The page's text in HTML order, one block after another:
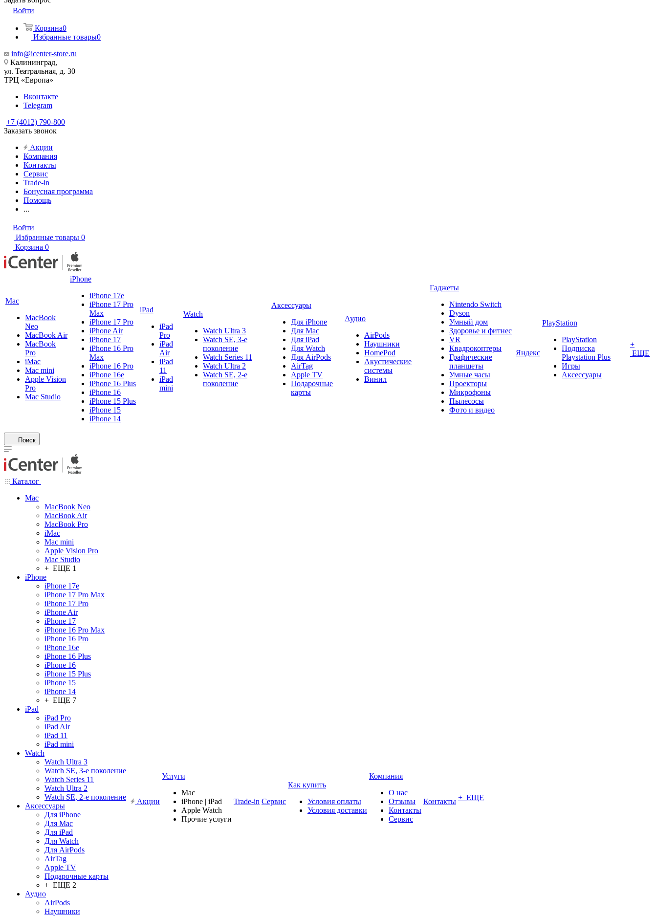
Войти
Корзина0
Избранные товары0
info@icenter-store.ru
Калининград,
ул. Театральная, д. 30
ТРЦ «Европа»
Вконтакте
Telegram
+7 (4012) 790-800
Заказать звонок
Акции
Компания
Контакты
Сервис
Trade-in
Бонусная программа
Помощь
...
Войти
Избранные товары 0
Корзина 0
Mac
MacBook
Neo
MacBook Air
MacBook
Pro
iMac
Mac mini
Apple Vision
Pro
Mac Studio
iPhone
iPhone 17e
iPhone 17 Pro
Max
iPhone 17 Pro
iPhone Air
iPhone 17
iPhone 16 Pro
Max
iPhone 16 Pro
iPhone 16e
iPhone 16 Plus
iPhone 16
iPhone 15 Plus
iPhone 15
iPhone 14
iPad
iPad
Pro
iPad
Air
iPad
11
iPad
mini
Watch
Watch Ultra 3
Watch SE, 3-е
поколение
Watch Series 11
Watch Ultra 2
Watch SE, 2-е
поколение
Аксессуары
Для iPhone
Для Mac
Для iPad
Для Watch
Для AirPods
AirTag
Apple TV
Подарочные
карты
Аудио
AirPods
Наушники
HomePod
Акустические
системы
Винил
Гаджеты
Nintendo Switch
Dyson
Умный дом
Здоровье и фитнес
VR
Квадрокоптеры
Графические
планшеты
Умные часы
Проекторы
Микрофоны
Пылесосы
Фото и видео
Яндекс
PlayStation
PlayStation
Подписка
Playstation Plus
Игры
Аксессуары
+
ЕЩЕ
Поиск
Каталог
Mac
MacBook Neo
MacBook Air
MacBook Pro
iMac
Mac mini
Apple Vision Pro
Mac Studio
+ ЕЩЕ 1
iPhone
iPhone 17e
iPhone 17 Pro Max
iPhone 17 Pro
iPhone Air
iPhone 17
iPhone 16 Pro Max
iPhone 16 Pro
iPhone 16e
iPhone 16 Plus
iPhone 16
iPhone 15 Plus
iPhone 15
iPhone 14
+ ЕЩЕ 7
iPad
iPad Pro
iPad Air
iPad 11
iPad mini
Watch
Watch Ultra 3
Watch SE, 3-е поколение
Watch Series 11
Watch Ultra 2
Watch SE, 2-е поколение
Аксессуары
Для iPhone
Для Mac
Для iPad
Для Watch
Для AirPods
AirTag
Apple TV
Подарочные карты
+ ЕЩЕ 2
Аудио
AirPods
Наушники
Акции
Услуги
Mac
iPhone | iPad
Apple Watch
Прочие услуги
Trade-in Сервис
Как купить
Условия оплаты
Условия доставки
Компания
О нас
Отзывы
Контакты
Сервис
Контакты + ЕЩЕ